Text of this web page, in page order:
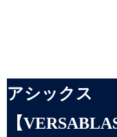
アシックス
【